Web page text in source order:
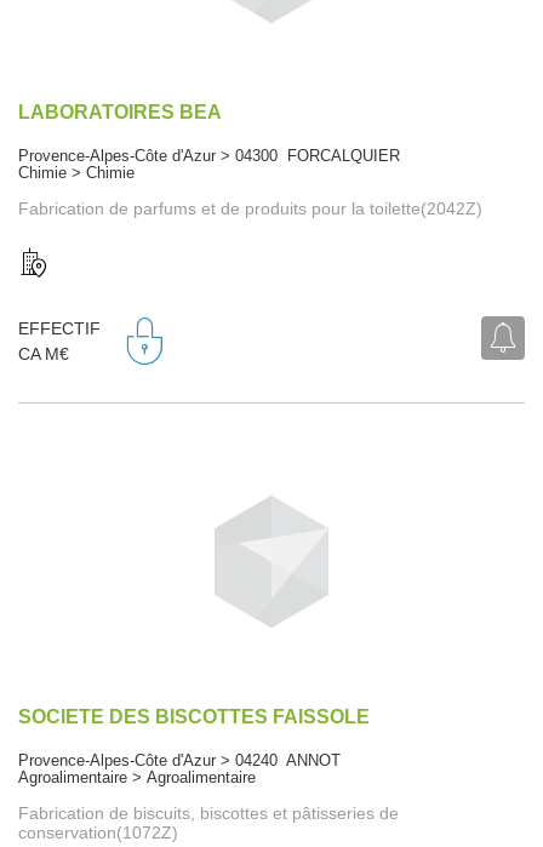
LABORATOIRES BEA
Provence-Alpes-Côte d'Azur > 04300 FORCALQUIER
Chimie > Chimie
Fabrication de parfums et de produits pour la toilette(2042Z)
EFFECTIF
CA M€
SOCIETE DES BISCOTTES FAISSOLE
Provence-Alpes-Côte d'Azur > 04240 ANNOT
Agroalimentaire > Agroalimentaire
Fabrication de biscuits, biscottes et pâtisseries de
conservation(1072Z)